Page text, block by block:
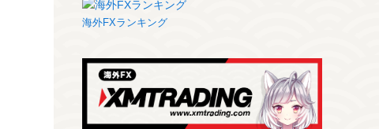
海外FXランキング